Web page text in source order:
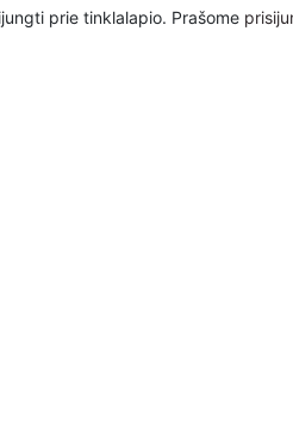
šią nuorodą – https://
prie tinklalapio. Prašome